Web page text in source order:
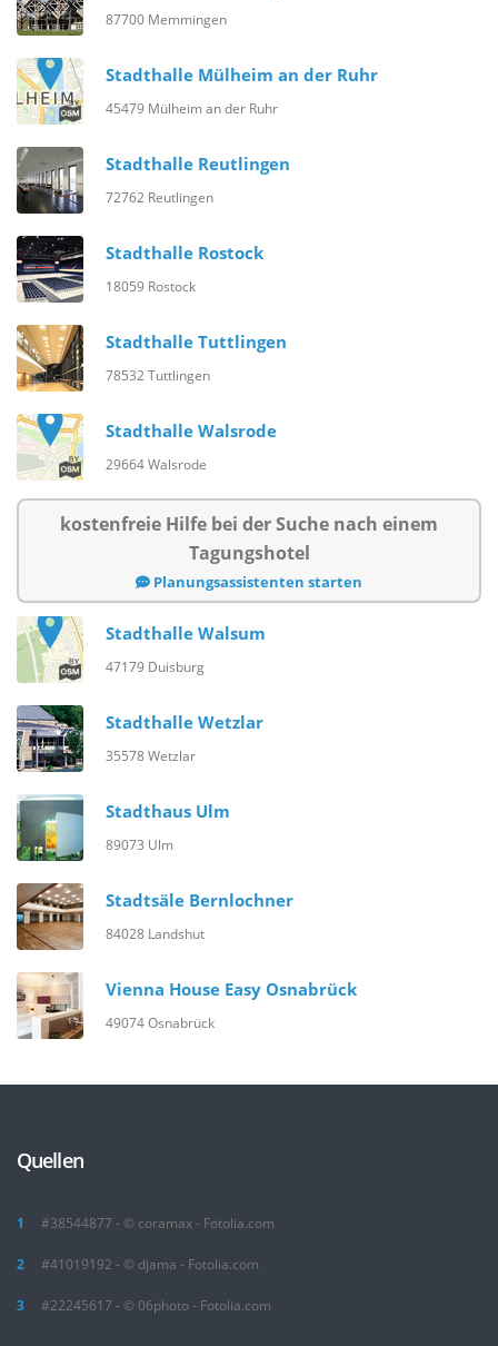
87700 Memmingen
Stadthalle Mülheim an der Ruhr
45479 Mülheim an der Ruhr
Stadthalle Reutlingen
72762 Reutlingen
Stadthalle Rostock
18059 Rostock
Stadthalle Tuttlingen
78532 Tuttlingen
Stadthalle Walsrode
29664 Walsrode
kostenfreie Hilfe bei der Suche nach einem
Tagungshotel
Planungsassistenten starten
Stadthalle Walsum
47179 Duisburg
Stadthalle Wetzlar
35578 Wetzlar
Stadthaus Ulm
89073 Ulm
Stadtsäle Bernlochner
84028 Landshut
Vienna House Easy Osnabrück
49074 Osnabrück
Quellen
#38544877 - © coramax - Fotolia.com
#41019192 - © djama - Fotolia.com
#22245617 - © 06photo - Fotolia.com